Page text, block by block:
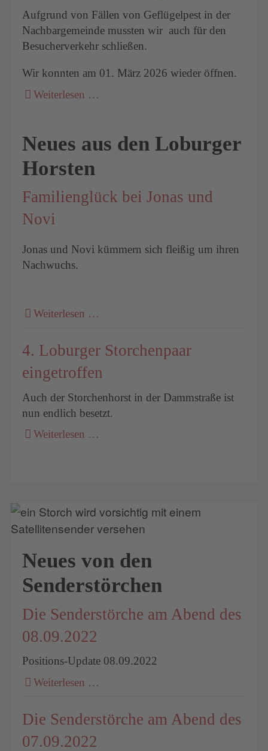
Aufgrund von Fällen von Geflügelpest in der
Nachbargemeinde mussten wir auch für den
Besucherverkehr schließen.
Wir konnten am 01. März 2026 wieder öffnen.
Weiterlesen …
Neues aus den Loburger
Horsten
Familienglück bei Jonas und
Novi
Jonas und Novi kümmern sich fleißig um ihren
Nachwuchs.
Weiterlesen …
4. Loburger Storchenpaar
eingetroffen
Auch der Storchenhorst in der Dammstraße ist
nun endlich besetzt.
Weiterlesen …
Neues von den
Senderstörchen
Die Senderstörche am Abend des
08.09.2022
Positions-Update 08.09.2022
Weiterlesen …
Die Senderstörche am Abend des
07.09.2022